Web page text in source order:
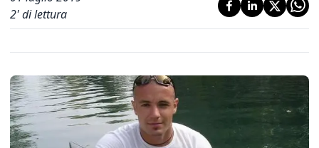
2' di lettura